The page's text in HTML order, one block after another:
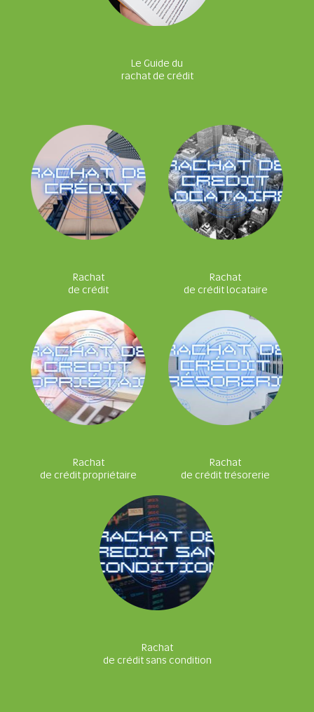
Le Guide du
rachat de crédit
Rachat
de crédit
Rachat
de crédit locataire
Rachat
de crédit propriétaire
Rachat
de crédit trésorerie
Rachat
de crédit sans condition